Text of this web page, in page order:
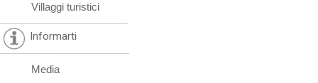
Villaggi turistici
Informarti
Media